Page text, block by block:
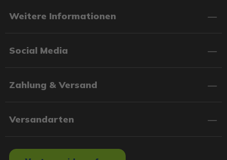
Weitere Informationen
Social Media
Zahlung & Versand
Versandarten